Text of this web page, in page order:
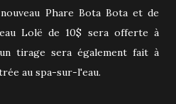
Phare Bota Bota et de
Lolë de 10$ sera offerte à
tirage sera également fait à
au spa-sur-l'eau.